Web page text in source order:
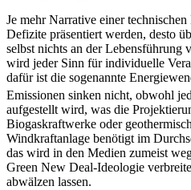
Je mehr Narrative einer
Defizite präsentiert werden, desto
selbst nichts an der Lebensführung
wird jeder Sinn für individuelle
dafür ist die sogenannte
Emissionen sinken nicht, obwohl
aufgestellt wird, was die
Biogaskraftwerke oder
Windkraftanlage benötigt im
das wird in den Medien zumeist
Green New Deal-Ideologie
abwälzen lassen.